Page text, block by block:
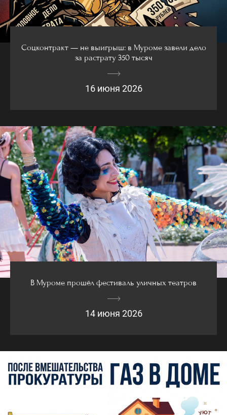
Соцконтракт — не выигрыш: в Муроме завели дело
за растрату 350 тысяч
16 июня 2026
В Муроме прошёл фестиваль уличных театров
14 июня 2026